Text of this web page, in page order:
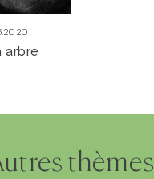
arbre
thèmes